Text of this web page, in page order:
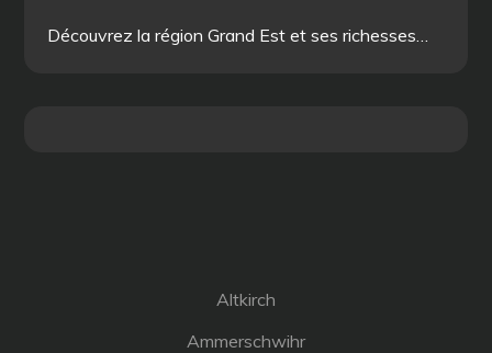
Découvrez la région Grand Est et ses richesses…
Altkirch
Ammerschwihr